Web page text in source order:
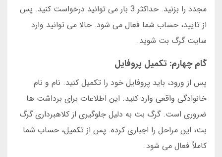
مجدد را بزنید. حداکثر 3 بار می توانید درخواست کنید. پس
از تایید، حساب شما فعال می شود. حالا می توانید وارد
سایت گرگ بت شوید.
گام چهارم: تکمیل پروفایل
پس از ورود، باید پروفایل خود را تکمیل کنید. نام و نام
خانوادگی واقعی وارد کنید. این اطلاعات برای برداشت ها
ضروری است. گرگ بت به دلیل جلوگیری از کلاهبرداری گرگ
بت، این مراحل را اجباری کرده. پس از تکمیل، حساب شما
کاملاً فعال می شود.